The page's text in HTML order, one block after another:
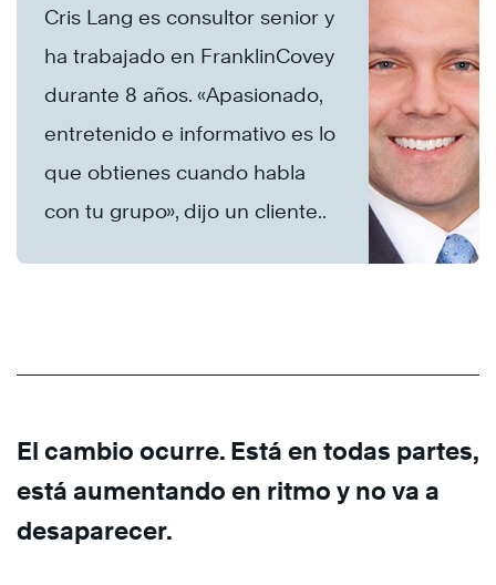
Cris Lang es consultor senior y
ha trabajado en FranklinCovey
durante 8 años. «Apasionado,
entretenido e informativo es lo
que obtienes cuando habla
con tu grupo», dijo un cliente..
El cambio ocurre. Está en todas partes,
está aumentando en ritmo y no va a
desaparecer.